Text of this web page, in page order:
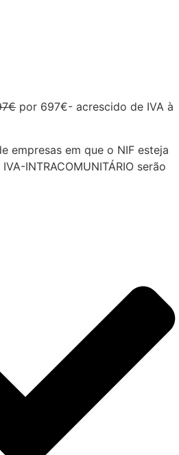
por 697€- acrescido de IVA à
empresas em que o NIF esteja
INTRACOMUNITÁRIO serão